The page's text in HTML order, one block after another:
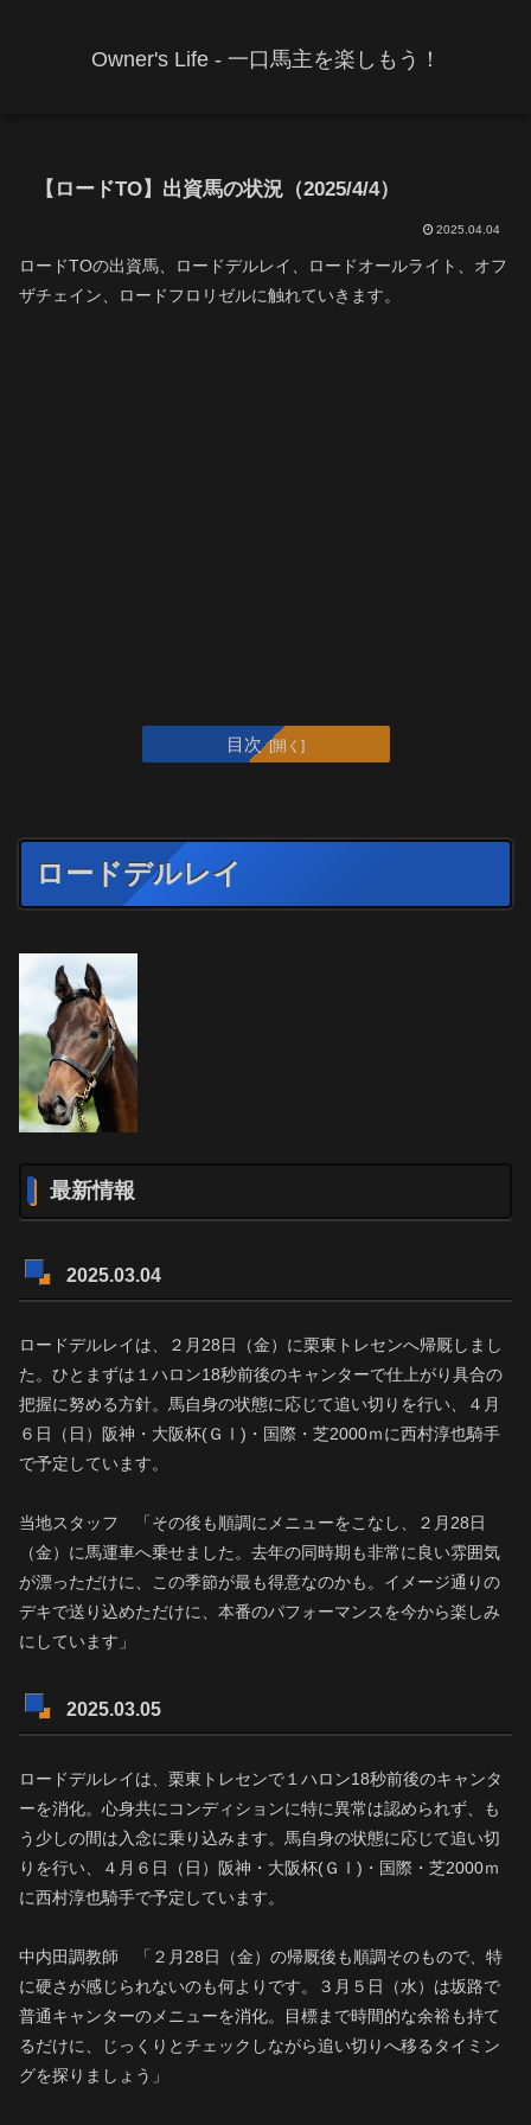
Owner's Life - 一口馬主を楽しもう！
【ロードTO】出資馬の状況（2025/4/4）
2025.04.04
ロードTOの出資馬、ロードデルレイ、ロードオールライト、オフ
ザチェイン、ロードフロリゼルに触れていきます。
目次
ロードデルレイ
最新情報
2025.03.04
ロードデルレイは、２月28日（金）に栗東トレセンへ帰厩しまし
た。ひとまずは１ハロン18秒前後のキャンターで仕上がり具合の
把握に努める方針。馬自身の状態に応じて追い切りを行い、４月
６日（日）阪神・大阪杯(ＧⅠ)・国際・芝2000ｍに西村淳也騎手
で予定しています。
当地スタッフ 「その後も順調にメニューをこなし、２月28日
（金）に馬運車へ乗せました。去年の同時期も非常に良い雰囲気
が漂っただけに、この季節が最も得意なのかも。イメージ通りの
デキで送り込めただけに、本番のパフォーマンスを今から楽しみ
にしています」
2025.03.05
ロードデルレイは、栗東トレセンで１ハロン18秒前後のキャンタ
ーを消化。心身共にコンディションに特に異常は認められず、も
う少しの間は入念に乗り込みます。馬自身の状態に応じて追い切
りを行い、４月６日（日）阪神・大阪杯(ＧⅠ)・国際・芝2000ｍ
に西村淳也騎手で予定しています。
中内田調教師 「２月28日（金）の帰厩後も順調そのもので、特
に硬さが感じられないのも何よりです。３月５日（水）は坂路で
普通キャンターのメニューを消化。目標まで時間的な余裕も持て
るだけに、じっくりとチェックしながら追い切りへ移るタイミン
グを探りましょう」